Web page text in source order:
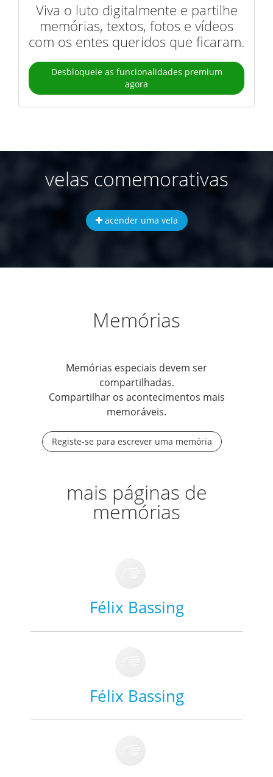
Viva o luto digitalmente e partilhe
memórias, textos, fotos e vídeos
com os entes queridos que ficaram.
Desbloqueie as funcionalidades premium
agora
velas comemorativas
acender uma vela
Memórias
Memórias especiais devem ser
compartilhadas.
Compartilhar os acontecimentos mais
memoráveis.
Registe-se para escrever uma memória
mais páginas de
memórias
Félix Bassing
Félix Bassing